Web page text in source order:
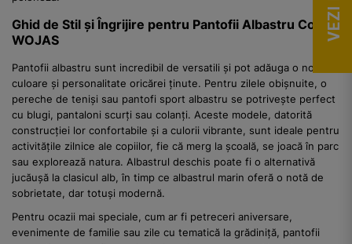
Ghid de Stil și Îngrijire pentru Pantofii Albastru Copii
WOJAS
Pantofii albastru sunt incredibil de versatili și pot adăuga o notă de
culoare și personalitate oricărei ținute. Pentru zilele obișnuite, o
pereche de teniși sau pantofi sport albastru se potrivește perfect
cu blugi, pantaloni scurți sau colanți. Aceste modele, datorită
construcției lor confortabile și a culorii vibrante, sunt ideale pentru
activitățile zilnice ale copiilor, fie că merg la școală, se joacă în parc
sau explorează natura. Albastrul deschis poate fi o alternativă
jucăușă la clasicul alb, în timp ce albastrul marin oferă o notă de
sobrietate, dar totuși modernă.
Pentru ocazii mai speciale, cum ar fi petreceri aniversare,
evenimente de familie sau zile cu tematică la grădiniță, pantofii